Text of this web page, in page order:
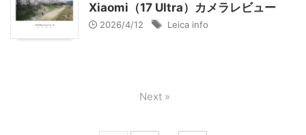
Xiaomi（17 Ultra）カメラレビュー
2026/4/12 Leica info
Next »